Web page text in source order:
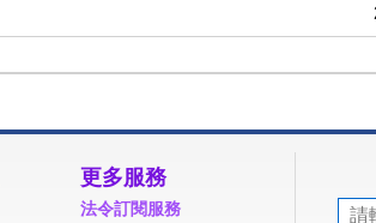
更多服務
法令訂閱服務